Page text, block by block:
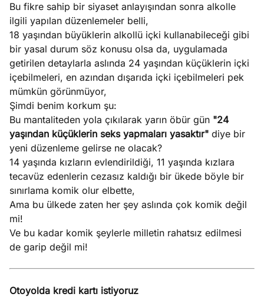
Bu fikre sahip bir siyaset anlayışından sonra alkolle
ilgili yapılan düzenlemeler belli,
18 yaşından büyüklerin alkollü içki kullanabileceği gibi
bir yasal durum söz konusu olsa da, uygulamada
getirilen detaylarla aslında 24 yaşından küçüklerin içki
içebilmeleri, en azından dışarıda içki içebilmeleri pek
mümkün görünmüyor,
Şimdi benim korkum şu:
Bu mantaliteden yola çıkılarak yarın öbür gün "24
yaşından küçüklerin seks yapmaları yasaktır" diye bir
yeni düzenleme gelirse ne olacak?
14 yaşında kızların evlendirildiği, 11 yaşında kızlara
tecavüz edenlerin cezasız kaldığı bir ükede böyle bir
sınırlama komik olur elbette,
Ama bu ülkede zaten her şey aslında çok komik değil
mi!
Ve bu kadar komik şeylerle milletin rahatsız edilmesi
de garip değil mi!
Otoyolda kredi kartı istiyoruz